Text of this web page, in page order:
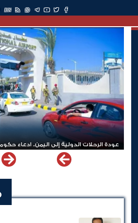
EN
عودة الرحلات الدولية إلى اليمن.. ادعاء